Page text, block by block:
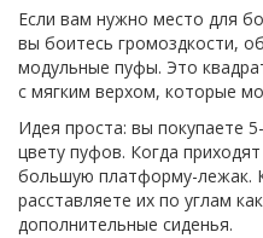
Если вам нужно место для
вы боитесь громоздкости,
модульные пуфы. Это
с мягким верхом, которые
Идея проста: вы покупаете
цвету пуфов. Когда
большую платформу-лежак.
расставляете их по углам
дополнительные сиденья.